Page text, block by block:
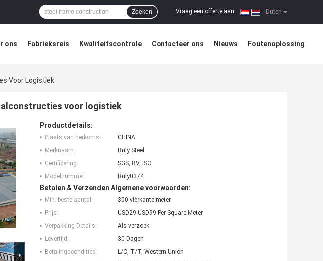
Dutch
Vraag een offerte aan
Zoeken
ons Fabrieksreis Kwaliteitscontrole Contacteer ons Nieuws Foutenoplossing
Voor Logistiek
voor logistiek
Productdetails:
Plaats van herkomst:
CHINA
Merknaam:
Ruly Steel
Certificering:
SGS, BV, ISO
Modelnummer:
Ruly0374
Betalen & Verzenden Algemene voorwaarden:
Min. bestelaantal:
300 vierkante meter
Prijs:
USD29-USD99 Per Square Meter
Verpakking Details:
Als verzoek
Levertijd:
30 Dagen
Betalingscondities:
L/C, T/T, Western Union